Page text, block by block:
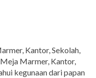
Kantor, Sekolah,
Marmer, Kantor,
kegunaan dari papan